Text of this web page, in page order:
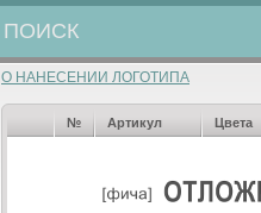
О НАНЕСЕНИИ ЛОГОТИПА
№ Артикул Цвета